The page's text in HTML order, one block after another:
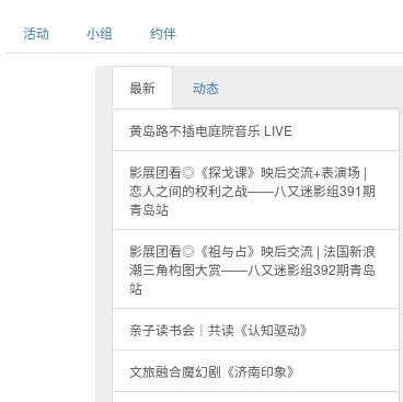
活动 小组 约伴
最新 动态
黄岛路不插电庭院音乐 LIVE
影展团看◎《探戈课》映后交流+表演场 |
恋人之间的权利之战——八又迷影组391期
青岛站
影展团看◎《祖与占》映后交流 | 法国新浪
潮三角构图大赏——八又迷影组392期青岛
站
亲子读书会｜共读《认知驱动》
文旅融合魔幻剧《济南印象》